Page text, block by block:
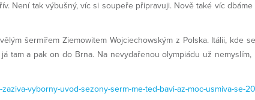
Není tak výbušný, víc si soupeře připravuji. Nově také víc
šermířem Ziemowitem Wojciechowským z Polska. Itálii, kde
tam a pak on do Brna. Na nevydařenou olympiádu už
vyborny-uvod-sezony-serm-me-ted-bavi-az-moc-usmiva-se-